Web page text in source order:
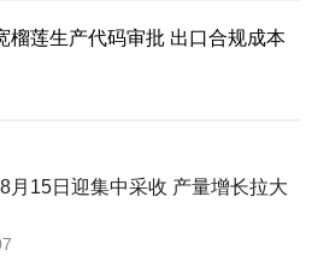
榴莲生产代码审批 出口合规成本
日迎集中采收 产量增长拉大